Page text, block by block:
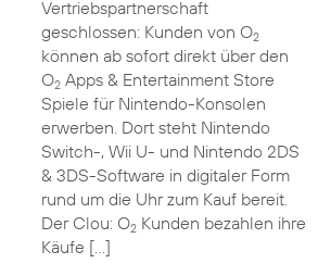
Vertriebspartnerschaft
geschlossen: Kunden von O2
können ab sofort direkt über den
O2Apps & Entertainment Store
Spiele für Nintendo-Konsolen
erwerben. Dort steht Nintendo
Switch-, Wii U- und Nintendo 2DS
& 3DS-Software in digitaler Form
rund um die Uhr zum Kauf bereit.
Der Clou: O2Kunden bezahlen ihre
Käufe […]